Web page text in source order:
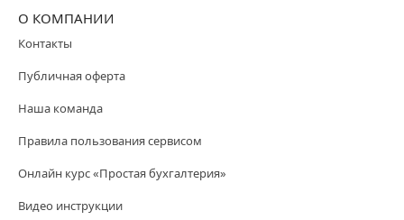
О КОМПАНИИ
Контакты
Публичная оферта
Наша команда
Правила пользования сервисом
Онлайн курс «Простая бухгалтерия»
Видео инструкции